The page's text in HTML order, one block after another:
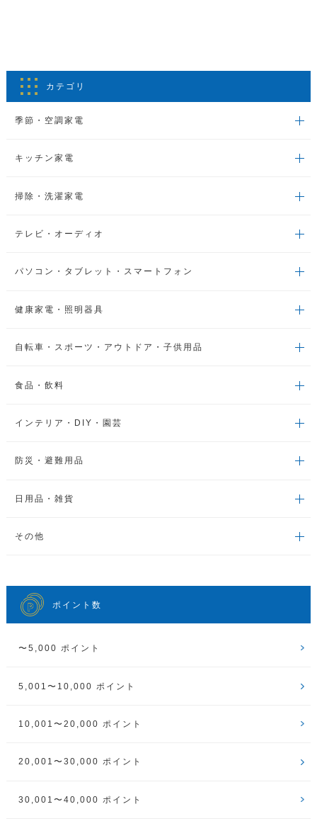
カテゴリ
季節・空調家電
キッチン家電
掃除・洗濯家電
テレビ・オーディオ
パソコン・タブレット・スマートフォン
健康家電・照明器具
自転車・スポーツ・アウトドア・子供用品
食品・飲料
インテリア・DIY・園芸
防災・避難用品
日用品・雑貨
その他
ポイント数
〜5,000 ポイント
5,001〜10,000 ポイント
10,001〜20,000 ポイント
20,001〜30,000 ポイント
30,001〜40,000 ポイント